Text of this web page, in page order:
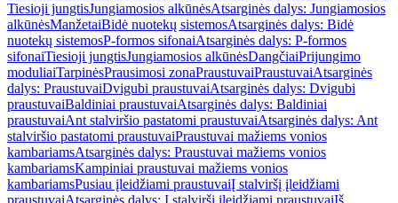
Tiesioji jungtisJungiamosios alkūnėsAtsarginės dalys: Jungiamosios
alkūnėsManžetaiBidė nuotekų sistemosAtsarginės dalys: Bidė
nuotekų sistemosP-formos sifonaiAtsarginės dalys: P-formos
sifonaiTiesioji jungtisJungiamosios alkūnėsDangčiaiPrijungimo
moduliaiTarpinėsPrausimosi zonaPraustuvaiPraustuvaiAtsarginės
dalys: PraustuvaiDvigubi praustuvaiAtsarginės dalys: Dvigubi
praustuvaiBaldiniai praustuvaiAtsarginės dalys: Baldiniai
praustuvaiAnt stalviršio pastatomi praustuvaiAtsarginės dalys: Ant
stalviršio pastatomi praustuvaiPraustuvai mažiems vonios
kambariamsAtsarginės dalys: Praustuvai mažiems vonios
kambariamsKampiniai praustuvai mažiems vonios
kambariamsPusiau įleidžiami praustuvaiĮ stalviršį įleidžiami
praustuvaiAtsarginės dalys: Į stalviršį įleidžiami praustuvaiIš